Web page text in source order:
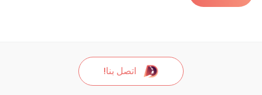
اتصل بنا!